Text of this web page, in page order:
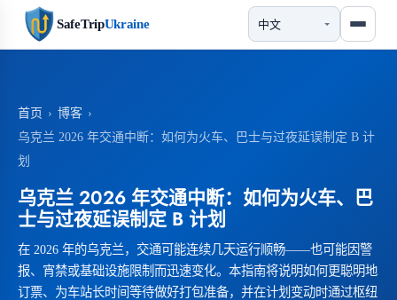
SafeTripUkraine
首页 › 博客 ›
乌克兰 2026 年交通中断：如何为火车、巴士与过夜延误制定 B 计
划
乌克兰 2026 年交通中断：如何为火车、巴
士与过夜延误制定 B 计划
在 2026 年的乌克兰，交通可能连续几天运行顺畅——也可能因警
报、宵禁或基础设施限制而迅速变化。本指南将说明如何更聪明地
订票、为车站长时间等待做好打包准备，并在计划变动时通过枢纽